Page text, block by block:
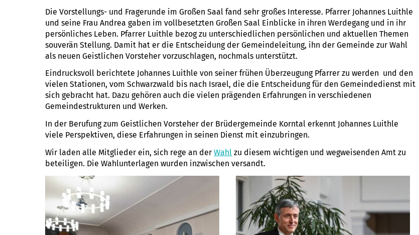
Die Vorstellungs- und Fragerunde im Großen Saal fand sehr großes Interesse. Pfarrer Johannes Luithle
und seine Frau Andrea gaben im vollbesetzten Großen Saal Einblicke in ihren Werdegang und in ihr
persönliches Leben. Pfarrer Luithle bezog zu unterschiedlichen persönlichen und aktuellen Themen
souverän Stellung. Damit hat er die Entscheidung der Gemeindeleitung, ihn der Gemeinde zur Wahl
als neuen Geistlichen Vorsteher vorzuschlagen, nochmals unterstützt.
Eindrucksvoll berichtete Johannes Luithle von seiner frühen Überzeugung Pfarrer zu werden und den
vielen Stationen, vom Schwarzwald bis nach Israel, die die Entscheidung für den Gemeindedienst mit
sich gebracht hat. Dazu gehören auch die vielen prägenden Erfahrungen in verschiedenen
Gemeindestrukturen und Werken.
In der Berufung zum Geistlichen Vorsteher der Brüdergemeinde Korntal erkennt Johannes Luithle
viele Perspektiven, diese Erfahrungen in seinen Dienst mit einzubringen.
Wir laden alle Mitglieder ein, sich rege an derWahl zu diesem wichtigen und wegweisenden Amt zu
beteiligen. Die Wahlunterlagen wurden inzwischen versandt.